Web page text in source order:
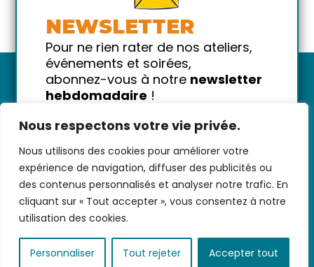
Nous respectons votre vie privée.
Nous utilisons des cookies pour améliorer votre
expérience de navigation, diffuser des publicités ou
des contenus personnalisés et analyser notre trafic. En
cliquant sur « Tout accepter », vous consentez à notre
utilisation des cookies.
Personnaliser Tout rejeter Accepter tout
Nous contacter- CGV/CGU-Données
personnelles-Infos pratiques- FAQ
NEWSLETTER
Pour ne rien rater de nos ateliers,
événements et soirées,
abonnez-vous à notre newsletter
hebdomadaire !
!
Votre email